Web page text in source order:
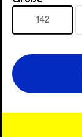
142